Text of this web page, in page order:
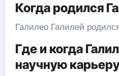
Когда родился
Галилео Галилей
Где и когда
научную